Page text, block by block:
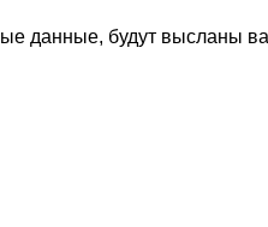
данные, будут высланы